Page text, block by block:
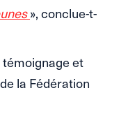
», conclue-t-
et
la Fédération